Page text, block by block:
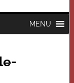
MENU